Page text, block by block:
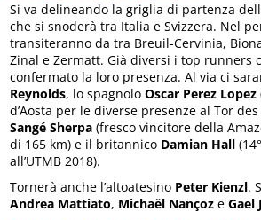
Si va delineando la griglia di partenza
che si snoderà tra Italia e Svizzera. Nel
transiteranno da tra Breuil-Cervinia,
Zinal e Zermatt. Già diversi i top runners
confermato la loro presenza. Al via ci
Reynolds, lo spagnoloOscar Perez Lopez
d’Aosta per le diverse presenze al Tor
Sangé Sherpa (fresco vincitore della
di 165 km) e il britannico Damian Hall
all’UTMB 2018).
Tornerà anche l’altoatesino Peter Kienzl.
Andrea Mattiato, Michaël Nançoz eGael